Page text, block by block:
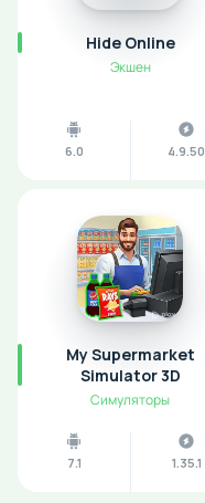
Hide Online
Экшен
6.0 4.9.50
My Supermarket
Simulator 3D
Симуляторы
7.1 1.35.1